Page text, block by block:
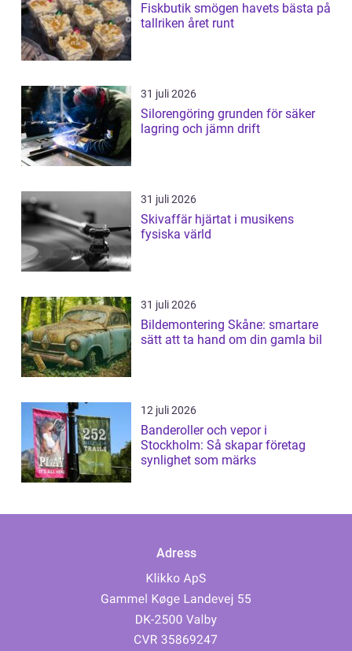
Fiskbutik smögen havets bästa på
tallriken året runt
31 juli 2026
Silorengöring grunden för säker
lagring och jämn drift
31 juli 2026
Skivaffär hjärtat i musikens
fysiska värld
31 juli 2026
Bildemontering Skåne: smartare
sätt att ta hand om din gamla bil
12 juli 2026
Banderoller och vepor i
Stockholm: Så skapar företag
synlighet som märks
Adress